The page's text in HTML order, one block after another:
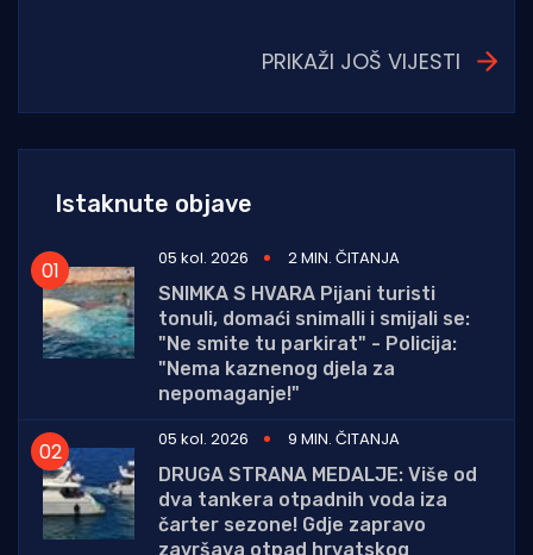
PRIKAŽI JOŠ VIJESTI
Istaknute objave
05 kol. 2026
2 MIN. ČITANJA
SNIMKA S HVARA Pijani turisti
tonuli, domaći snimalli i smijali se:
"Ne smite tu parkirat" - Policija:
"Nema kaznenog djela za
nepomaganje!"
05 kol. 2026
9 MIN. ČITANJA
DRUGA STRANA MEDALJE: Više od
dva tankera otpadnih voda iza
čarter sezone! Gdje zapravo
završava otpad hrvatskog